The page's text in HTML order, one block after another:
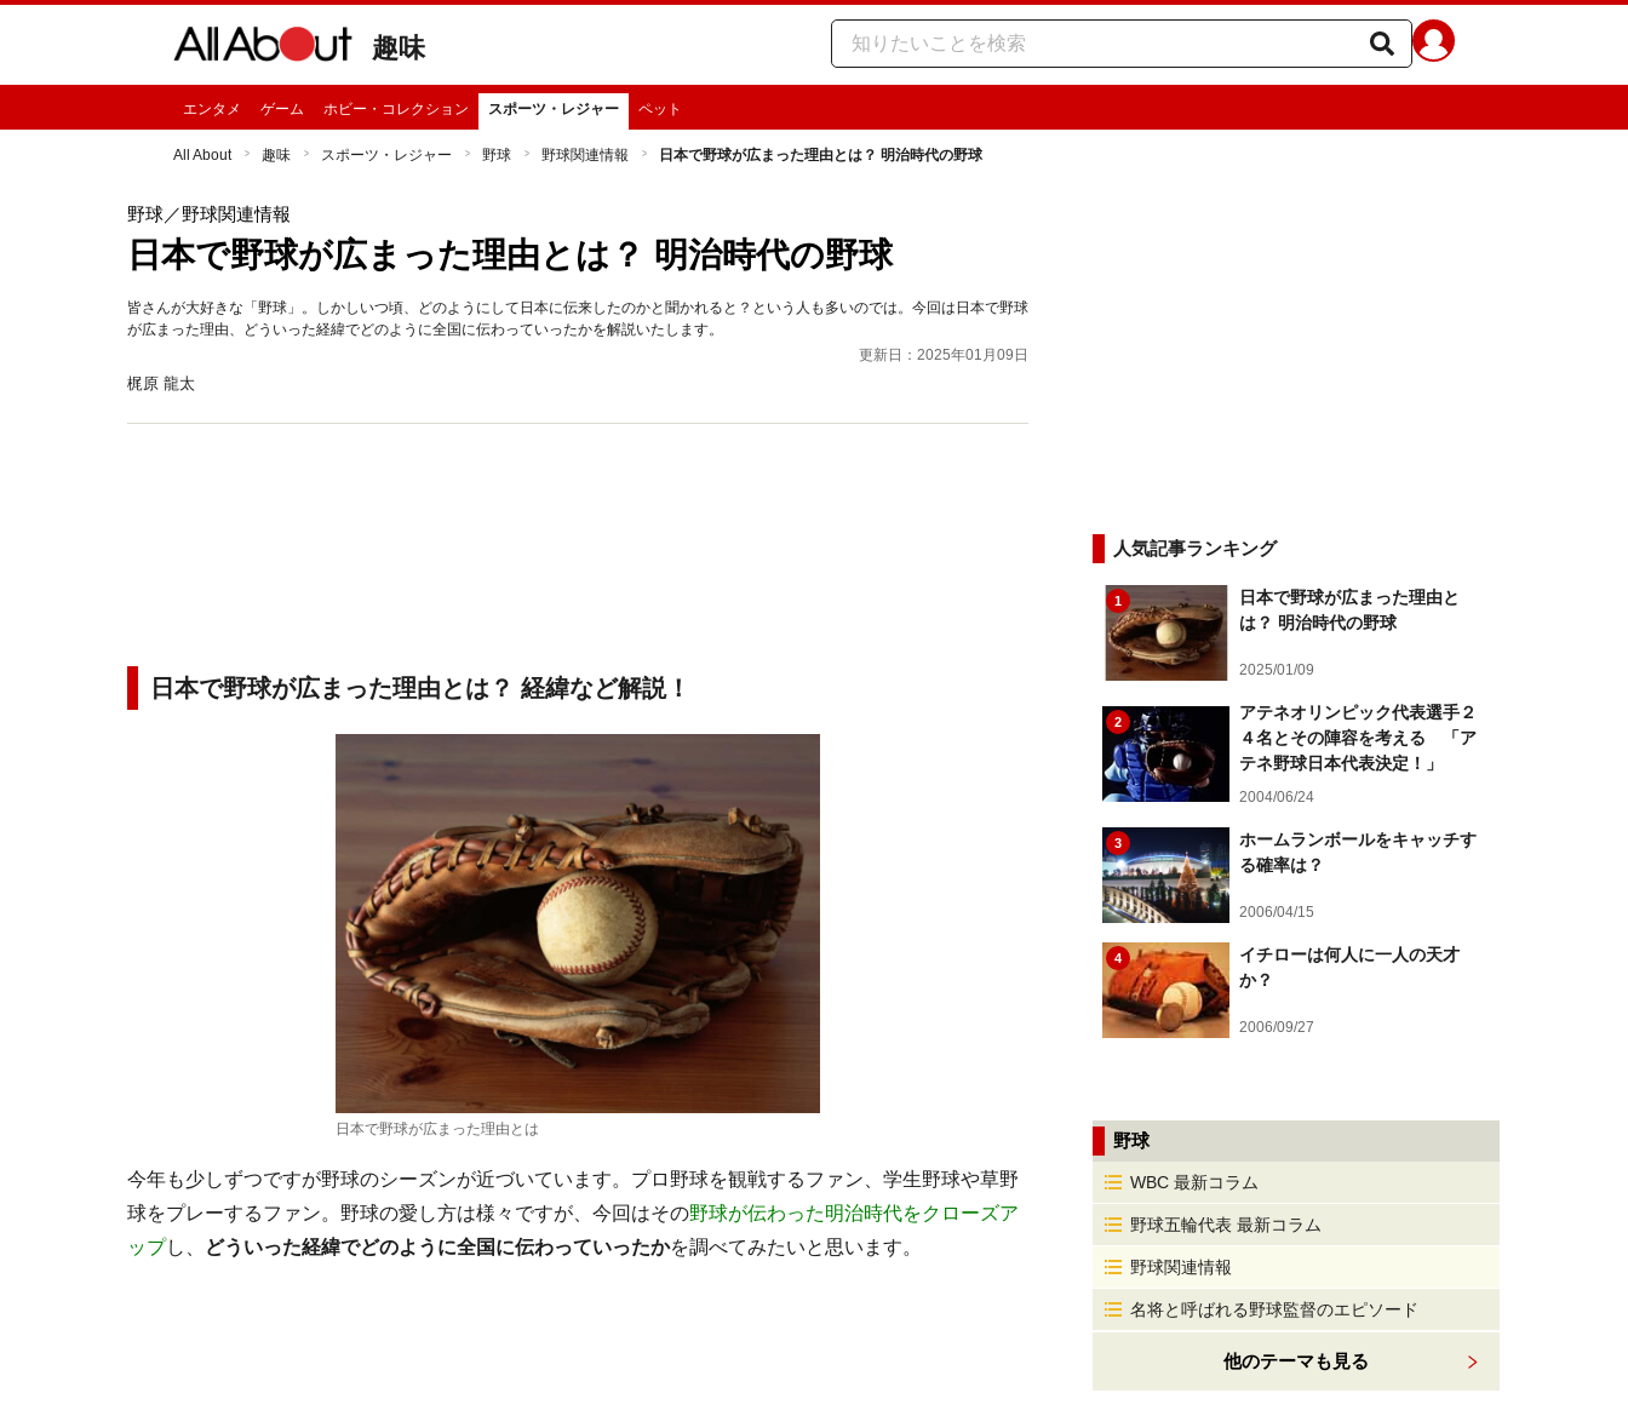
趣味
エンタメ ゲーム ホビー・コレクション スポーツ・レジャー ペット
All About 趣味 スポーツ・レジャー 野球 野球関連情報 日本で野球が広まった理由とは？ 明治時代の野球
野球／野球関連情報
日本で野球が広まった理由とは？ 明治時代の野球
皆さんが大好きな「野球」。しかしいつ頃、どのようにして日本に伝来したのかと聞かれると？という人も多いのでは。今回は日本で野球
が広まった理由、どういった経緯でどのように全国に伝わっていったかを解説いたします。
更新日：2025年01月09日
梶原 龍太
日本で野球が広まった理由とは？ 経緯など解説！
日本で野球が広まった理由とは
今年も少しずつですが野球のシーズンが近づいています。プロ野球を観戦するファン、学生野球や草野
球をプレーするファン。野球の愛し方は様々ですが、今回はその野球が伝わった明治時代をクローズア
ップし、 どういった経緯でどのように全国に伝わっていったかを調べてみたいと思います。
人気記事ランキング
1
日本で野球が広まった理由と
は？ 明治時代の野球
2025/01/09
2
アテネオリンピック代表選手２
４名とその陣容を考える 「ア
テネ野球日本代表決定！」
2004/06/24
3
ホームランボールをキャッチす
る確率は？
2006/04/15
4
イチローは何人に一人の天才
か？
2006/09/27
野球
WBC 最新コラム
野球五輪代表 最新コラム
野球関連情報
名将と呼ばれる野球監督のエピソード
他のテーマも見る